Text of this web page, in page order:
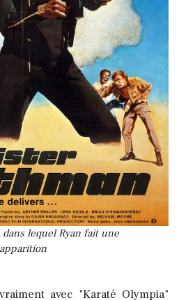
lequel Ryan fait une
apparition
avec "Karaté Olympia"